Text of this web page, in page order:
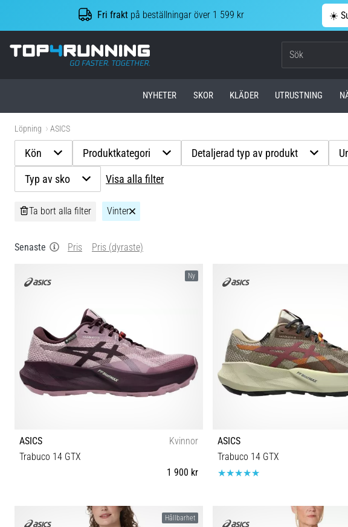
Fri frakt på beställningar över 1 599 kr ☀️
Top4Running.se
NYHETER SKOR KLÄDER UTRUSTNING
Löpning ASICS
Kön Produktkategori Detaljerad typ av produkt
Typ av sko Visa alla filter
Ta bort alla filter Vinter
Senaste Pris Pris (dyraste)
Ny
ASICS
Kvinnor
Trabuco 14 GTX
1 900 kr
37 37½ 38 39 39½ 40 40½ 41½ 42 42½
ASICS
Trabuco 14 GTX
40½ 41½ 42 42½ 43½ 44 44½ 45
Hållbarhet